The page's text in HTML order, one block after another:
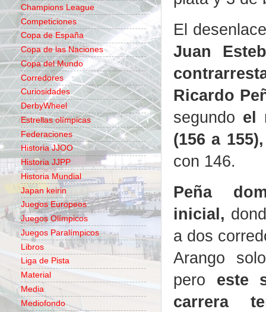
El
Juan
Ricardo
segundo el
(156 a 155),
con 146.
Peña
inicial,
a dos
Arango
pero este
carrera
Champions League
Competiciones
Copa de España
Copa de las Naciones
Copa del Mundo
Corredores
Curiosidades
DerbyWheel
Estrellas olímpicas
Federaciones
Historia JJOO
Historia JJPP
Historia Mundial
Japan keirin
Juegos Europeos
Juegos Olímpicos
Juegos Paralímpicos
Libros
Liga de Pista
Material
Media
Mediofondo